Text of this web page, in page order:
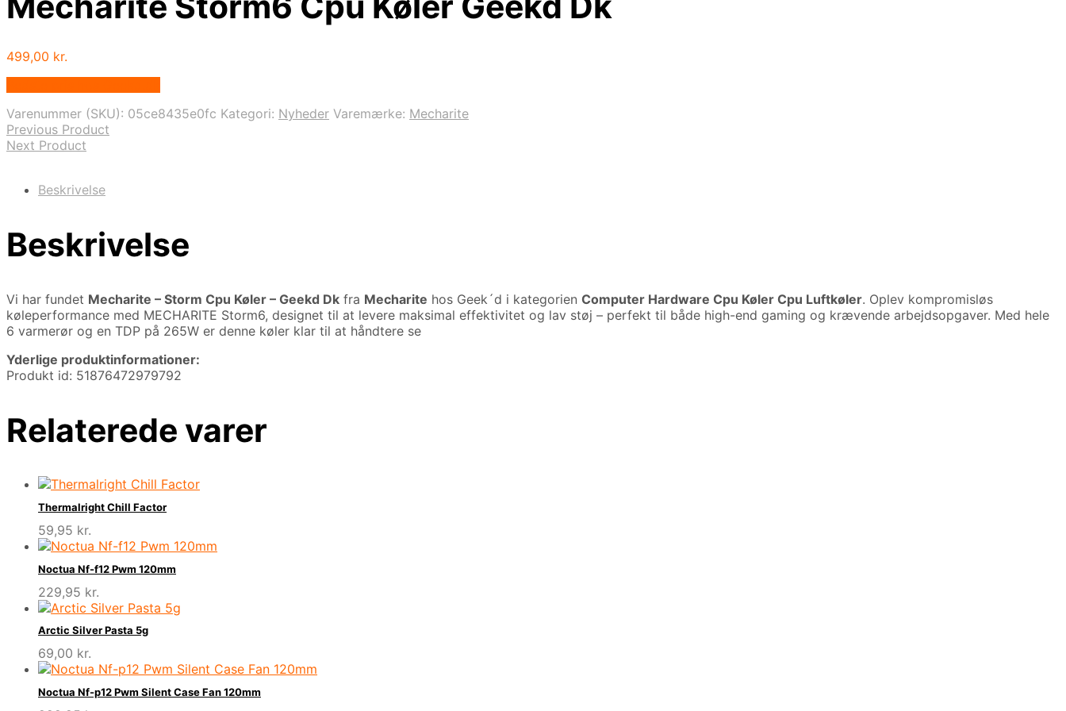
499,00 kr.
Varenummer (SKU): 05ce8435e0fc Kategori: Nyheder Varemærke: Mecharite
Previous Product
Next Product
Beskrivelse
Beskrivelse
Vi har fundet Mecharite – Storm Cpu Køler – Geekd Dk fra Mecharite hos Geek´d i kategorien Computer Hardware Cpu Køler Cpu Luftkøler. Oplev kompromisløs
køleperformance med MECHARITE Storm6, designet til at levere maksimal effektivitet og lav støj – perfekt til både high-end gaming og krævende arbejdsopgaver. Med hele
6 varmerør og en TDP på 265W er denne køler klar til at håndtere se
Yderlige produktinformationer:
Produkt id: 51876472979792
Relaterede varer
Thermalright Chill Factor
59,95 kr.
Noctua Nf-f12 Pwm 120mm
229,95 kr.
Arctic Silver Pasta 5g
69,00 kr.
Noctua Nf-p12 Pwm Silent Case Fan 120mm